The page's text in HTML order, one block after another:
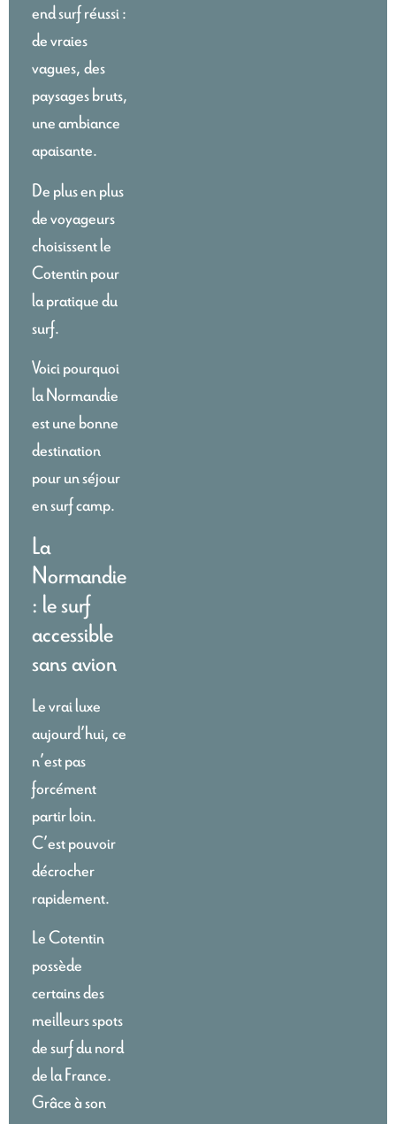
end surf réussi :
de vraies
vagues, des
paysages bruts,
une ambiance
apaisante.
De plus en plus
de voyageurs
choisissent le
Cotentin pour
la pratique du
surf.
Voici pourquoi
la Normandie
est une bonne
destination
pour un séjour
en surf camp.
La
Normandie
: le surf
accessible
sans avion
Le vrai luxe
aujourd’hui, ce
n’est pas
forcément
partir loin.
C’est pouvoir
décrocher
rapidement.
Le Cotentin
possède
certains des
meilleurs spots
de surf du nord
de la France.
Grâce à son